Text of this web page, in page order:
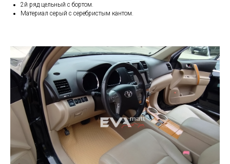
2й ряд цельный с бортом.
Материал серый с серебристым кантом.